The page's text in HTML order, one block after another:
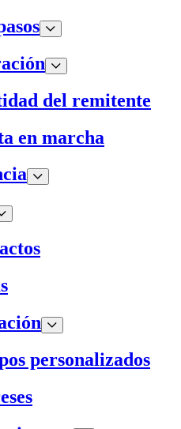
del remitente
en marcha
personalizados